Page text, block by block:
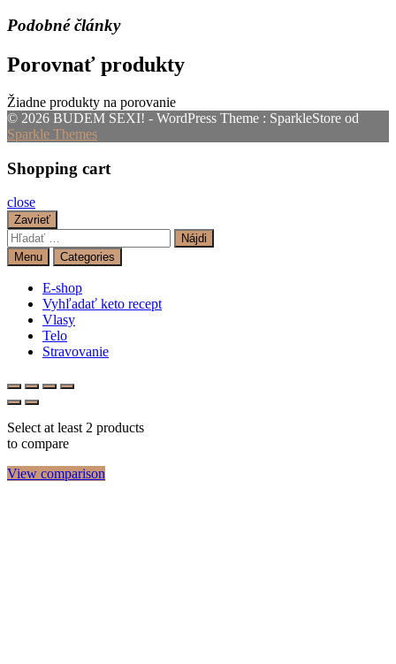
Podobné články
Porovnať produkty
Žiadne produkty na porovanie
© 2026 BUDEM SEXI! - WordPress Theme : SparkleStore od
Sparkle Themes
Shopping cart
close
Zavrieť
Hľadať:
Menu Categories
E-shop
Vyhľadať keto recept
Vlasy
Telo
Stravovanie
Select at least 2 products
to compare
View comparison